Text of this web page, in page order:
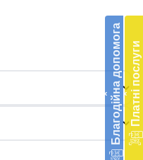
‹ Благодійна допомогав
‹ Платні послуги